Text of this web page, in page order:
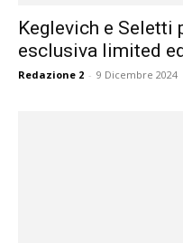
Keglevich e Seletti
esclusiva limited
Redazione 2 - 9 Dicembre 2024